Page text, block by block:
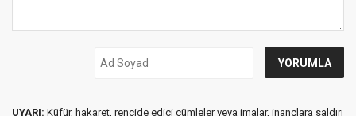
UYARI: Küfür, hakaret, rencide edici cümleler veya imalar, inançlara saldırı